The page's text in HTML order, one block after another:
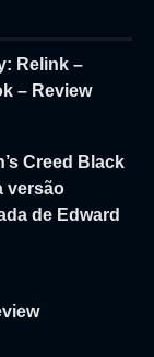
Relink –
– Review
Creed Black
versão
de Edward